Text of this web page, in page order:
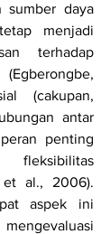
sumber daya
menjadi
terhadap
(cakupan,
antar
penting
et al., 2006).
aspek ini